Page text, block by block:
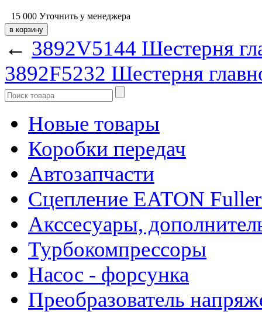
15 000 Уточнить у менеджера
← 3892V5144 Шестерня
3892F5232 Шестерня
Новые товары
Коробки передач
Автозапчасти
Сцепление EATON
Акссесуары,
Турбокомпрессоры
Насос - форсунка
Преобразователь